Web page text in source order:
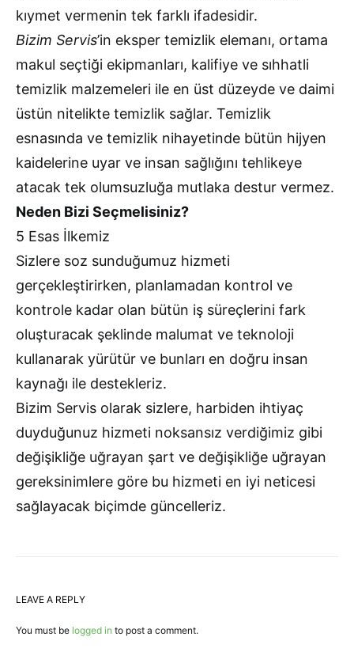
kıymet vermenin tek farklı ifadesidir.
Bizim Servis’in eksper temizlik elemanı, ortama
makul seçtiği ekipmanları, kalifiye ve sıhhatli
temizlik malzemeleri ile en üst düzeyde ve daimi
üstün nitelikte temizlik sağlar. Temizlik
esnasında ve temizlik nihayetinde bütün hijyen
kaidelerine uyar ve insan sağlığını tehlikeye
atacak tek olumsuzluğa mutlaka destur vermez.
Neden Bizi Seçmelisiniz?
5 Esas İlkemiz
Sizlere soz sunduğumuz hizmeti
gerçekleştirirken, planlamadan kontrol ve
kontrole kadar olan bütün iş süreçlerini fark
oluşturacak şeklinde malumat ve teknoloji
kullanarak yürütür ve bunları en doğru insan
kaynağı ile destekleriz.
Bizim Servis olarak sizlere, harbiden ihtiyaç
duyduğunuz hizmeti noksansız verdiğimiz gibi
değişikliğe uğrayan şart ve değişikliğe uğrayan
gereksinimlere göre bu hizmeti en iyi neticesi
sağlayacak biçimde güncelleriz.
LEAVE A REPLY
You must be logged in to post a comment.